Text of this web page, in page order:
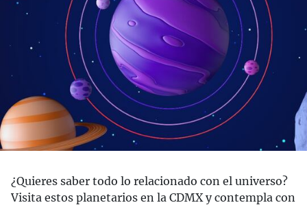
¿Quieres saber todo lo relacionado con el universo?
Visita estos planetarios en la CDMX y contempla con